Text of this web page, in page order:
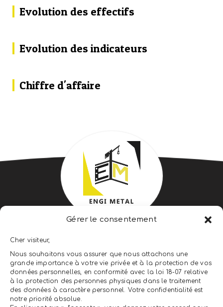
Gérer le consentement
Cher visiteur,
Nous souhaitons vous assurer que nous attachons une
grande importance à votre vie privée et à la protection de vos
données personnelles, en conformité avec la loi 18-07 relative
à la protection des personnes physiques dans le traitement
des données à caractère personnel. Votre confidentialité est
notre priorité absolue.
Evolution des effectifs
Evolution des indicateurs
Chiffre d'affaire
ENGI METAL ENGINEERING &
CONSTRUCTION
LEADER DU CLÉS EN MAIN